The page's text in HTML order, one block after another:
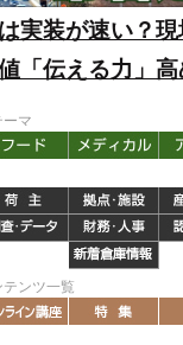
実装が速い？
「伝える力」
マ
ンツ一覧